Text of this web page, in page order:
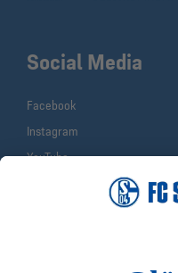
Social Media
Facebook
Instagram
YouTube